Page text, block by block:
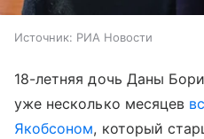
Источник: РИА Новости
18-летняя дочь Даны
уже несколько месяцев
Якобсоном, который